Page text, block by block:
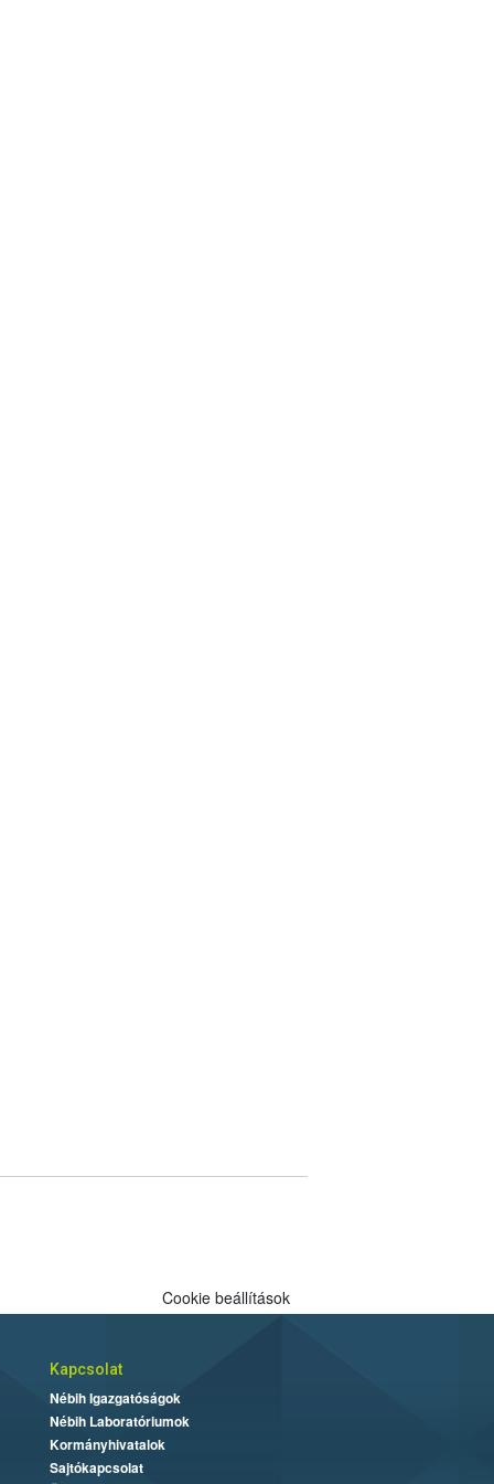
Cookie beállítások
Kapcsolat
Nébih Igazgatóságok
Nébih Laboratóriumok
Kormányhivatalok
Sajtókapcsolat